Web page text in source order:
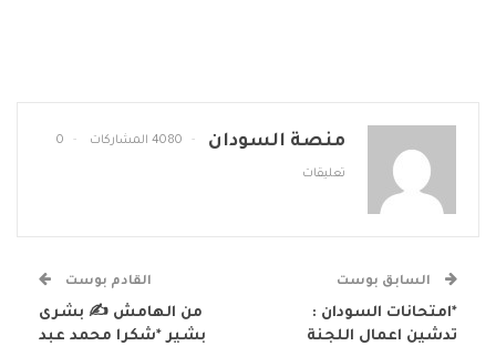
منصة السودان 4080 المشاركات 0
تعليقات
السابق بوست
*امتحانات السودان :
تدشين اعمال اللجنة
القادم بوست
من الهامش ✍️ بشرى
بشير *شكرا محمد عبد